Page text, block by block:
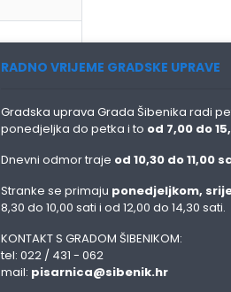
RADNO VRIJEME GRADSKE UPRAVE
Gradska uprava Grada Šibenika radi
ponedjeljka do petka i to od 7,00 do
Dnevni odmor traje od 10,30 do 11,00
Stranke se primaju ponedjeljkom,
8,30 do 10,00 sati i od 12,00 do 14,30 sati.
KONTAKT S GRADOM ŠIBENIKOM:
tel: 022 / 431 - 062
mail: pisarnica@sibenik.hr